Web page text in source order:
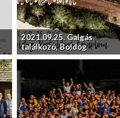
2021.09.25. Galgás
találkozó, Boldog